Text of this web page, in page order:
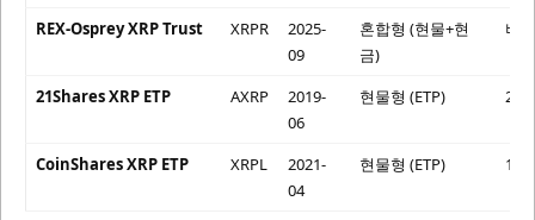
REX-Osprey XRP Trust XRPR
2025-
09
혼합형 (현물+현
금)
비
21Shares XRP ETP AXRP
2019-
06
현물형 (ETP)
CoinShares XRP ETP XRPL
2021-
04
현물형 (ETP)